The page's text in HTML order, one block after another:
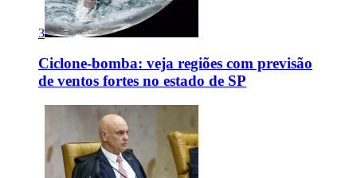
3
Ciclone-bomba: veja regiões com previsão
de ventos fortes no estado de SP